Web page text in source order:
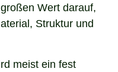
Wert darauf,
Struktur und
meist ein fest